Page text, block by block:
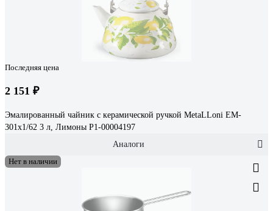
Последняя цена
2 151 ₽
Эмалированный чайник с керамической ручкой MetaLLoni EM-
301x1/62 3 л, Лимоны Р1-00004197
Аналоги
Нет в наличии